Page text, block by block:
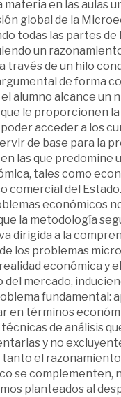
en las aulas
global de la
todas las partes de
un
través de un hilo
de forma
alumno alcance un
le proporcionen la
acceder a los
de base para la
las que predomine
tales como
comercial del
económicos
la metodología
dirigida a la
los problemas
económica y el
mercado,
fundamental:
en términos
de análisis
y no
el
se complementen,
planteados al